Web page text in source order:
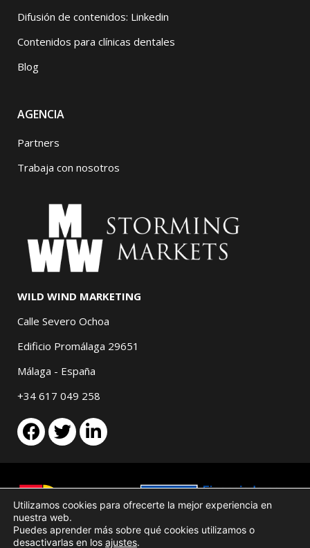
Difusión de contenidos: Linkedin
Contenidos para clínicas dentales
Blog
AGENCIA
Partners
Trabaja con nosotros
WILD WIND MARKETING
Calle Severo Ochoa
Edificio Promálaga 29651
Málaga - España
+34 617 049 258
Utilizamos cookies para ofrecerte la mejor experiencia en
nuestra web.
Puedes aprender más sobre qué cookies utilizamos o
desactivarlas en los ajustes.